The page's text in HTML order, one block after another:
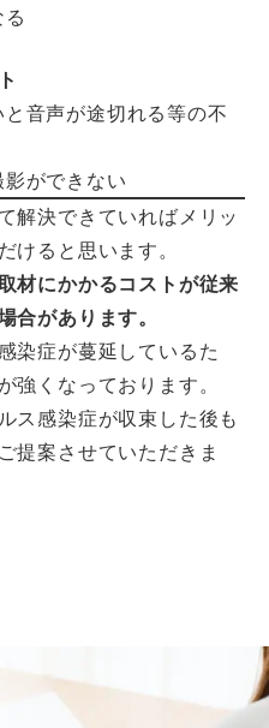
音声が途切れる等の不
ができない
解決できていればメリッ
けると思います。
材にかかるコストが従来
合があります。
染症が蔓延しているた
強くなっております。
ス感染症が収束した後も
提案させていただきま